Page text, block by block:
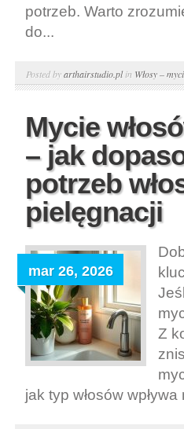
potrzeb. Warto
do...
Posted byarthairstudio.plin Włosy –
Mycie
– jak
potrzeb
pielęgnacji
mar 26, 2026
Z
jak typ włosów